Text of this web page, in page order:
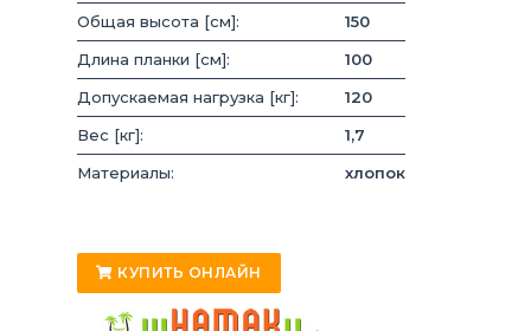
Общая высота [см]:
150
Длина планки [см]:
100
Допускаемая нагрузка [кг]:
120
Вес [кг]:
1,7
Материалы:
хлопок
КУПИТЬ ОНЛАЙН